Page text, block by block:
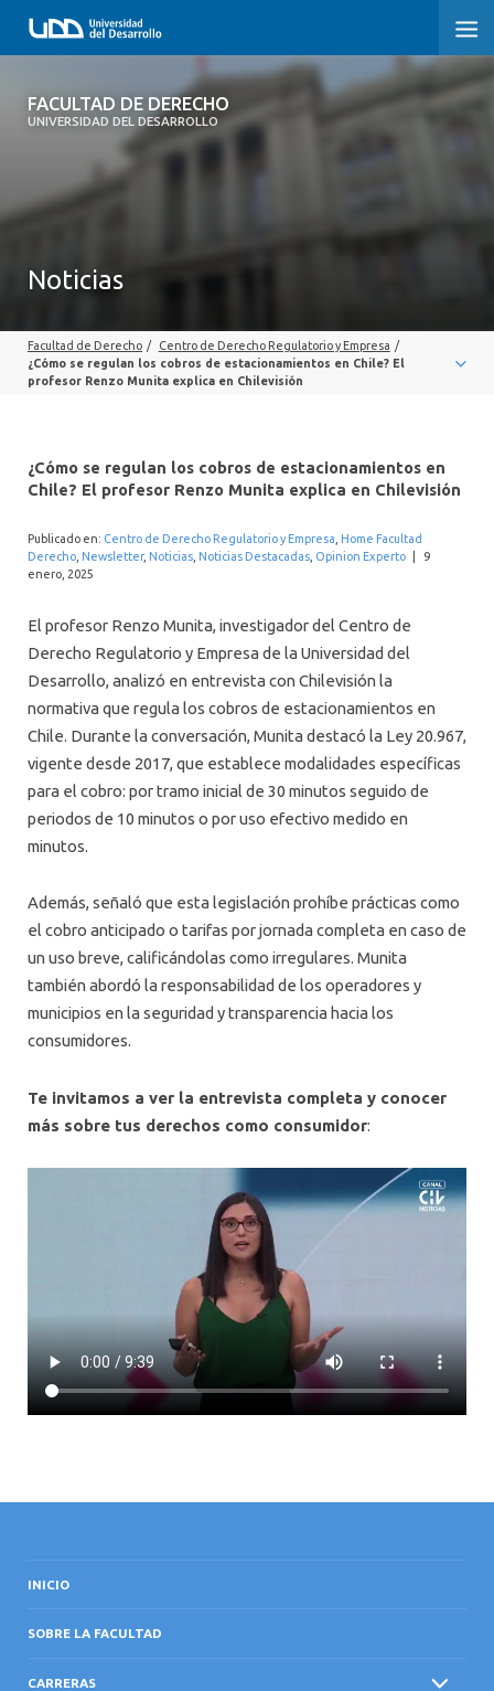
FACULTAD DE DERECHO
UNIVERSIDAD DEL DESARROLLO
FACULTAD DE DERECHO
SOBRE LA FACULTAD
PROFESORES
INTERNACIONAL
Noticias
Facultad de Derecho / Centro de Derecho Regulatorio y Empresa /
¿Cómo se regulan los cobros de estacionamientos en Chile? El
profesor Renzo Munita explica en Chilevisión
¿Cómo se regulan los cobros de estacionamientos en
Chile? El profesor Renzo Munita explica en Chilevisión
Publicado en: Centro de Derecho Regulatorio y Empresa Home Facultad
Derecho Newsletter, Noticias Noticias Destacadas Opinion Experto
9
enero, 2025
El profesor Renzo Munita, investigador del Centro de
Derecho Regulatorio y Empresa de la Universidad del
Desarrollo, analizó en entrevista con Chilevisión la
normativa que regula los cobros de estacionamientos en
Chile. Durante la conversación, Munita destacó la Ley 20.967,
vigente desde 2017, que establece modalidades específicas
para el cobro: por tramo inicial de 30 minutos seguido de
periodos de 10 minutos o por uso efectivo medido en
minutos.
Además, señaló que esta legislación prohíbe prácticas como
el cobro anticipado o tarifas por jornada completa en caso de
un uso breve, calificándolas como irregulares. Munita
también abordó la responsabilidad de los operadores y
municipios en la seguridad y transparencia hacia los
consumidores.
Te invitamos a ver la entrevista completa y conocer
más sobre tus derechos como consumidor:
INICIO
SOBRE LA FACULTAD
CARRERAS